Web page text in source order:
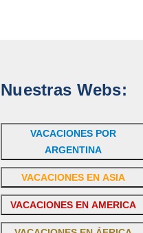
Nuestras Webs:
VACACIONES POR
ARGENTINA
VACACIONES EN ASIA
VACACIONES EN AMERICA